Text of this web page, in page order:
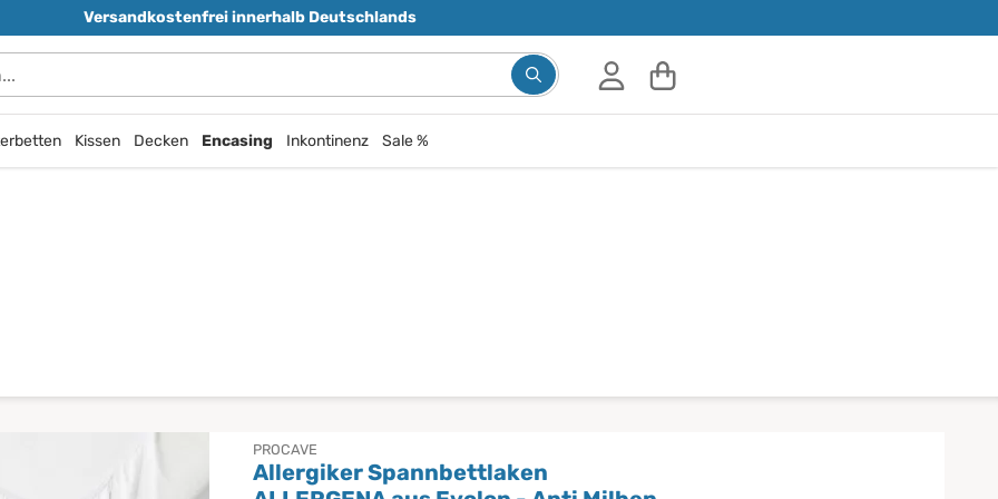
Versandkostenfrei innerhalb Deutschlands
Kissen Decken Encasing Inkontinenz Sale %
PROCAVE
Allergiker Spannbettlaken